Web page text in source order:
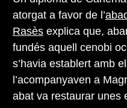
atorgat a favor de l’
Rasès explica que,
fundés aquell cenobi
s’havia establert amb
l’acompanyaven a
abat va restaurar unes